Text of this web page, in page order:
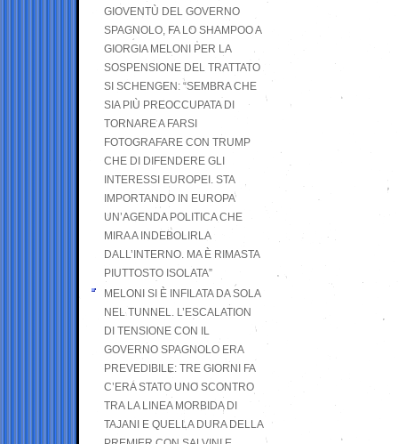
GIOVENTÙ DEL GOVERNO
SPAGNOLO, FA LO SHAMPOO A
GIORGIA MELONI PER LA
SOSPENSIONE DEL TRATTATO
SI SCHENGEN: “SEMBRA CHE
SIA PIÙ PREOCCUPATA DI
TORNARE A FARSI
FOTOGRAFARE CON TRUMP
CHE DI DIFENDERE GLI
INTERESSI EUROPEI. STA
IMPORTANDO IN EUROPA
UN’AGENDA POLITICA CHE
MIRA A INDEBOLIRLA
DALL’INTERNO. MA È RIMASTA
PIUTTOSTO ISOLATA”
MELONI SI È INFILATA DA SOLA
NEL TUNNEL. L’ESCALATION
DI TENSIONE CON IL
GOVERNO SPAGNOLO ERA
PREVEDIBILE: TRE GIORNI FA
C’ERA STATO UNO SCONTRO
TRA LA LINEA MORBIDA DI
TAJANI E QUELLA DURA DELLA